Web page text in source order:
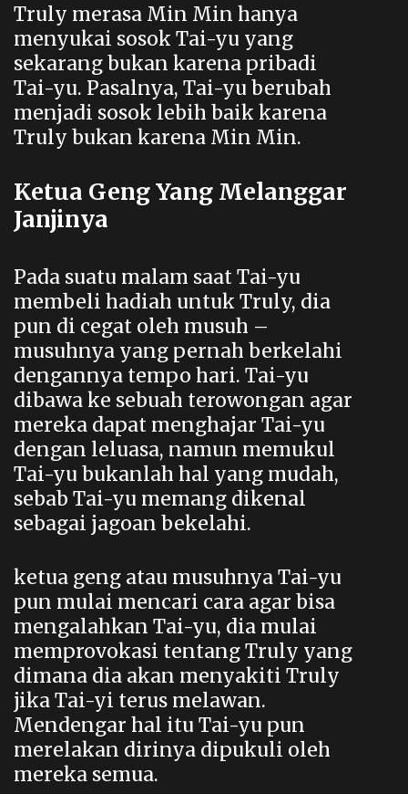
Truly merasa Min Min hanya
menyukai sosok Tai-yu yang
sekarang bukan karena pribadi
Tai-yu. Pasalnya, Tai-yu berubah
menjadi sosok lebih baik karena
Truly bukan karena Min Min.
Ketua Geng Yang Melanggar
Janjinya
Pada suatu malam saat Tai-yu
membeli hadiah untuk Truly, dia
pun di cegat oleh musuh –
musuhnya yang pernah berkelahi
dengannya tempo hari. Tai-yu
dibawa ke sebuah terowongan agar
mereka dapat menghajar Tai-yu
dengan leluasa, namun memukul
Tai-yu bukanlah hal yang mudah,
sebab Tai-yu memang dikenal
sebagai jagoan bekelahi.
ketua geng atau musuhnya Tai-yu
pun mulai mencari cara agar bisa
mengalahkan Tai-yu, dia mulai
memprovokasi tentang Truly yang
dimana dia akan menyakiti Truly
jika Tai-yi terus melawan.
Mendengar hal itu Tai-yu pun
merelakan dirinya dipukuli oleh
mereka semua.